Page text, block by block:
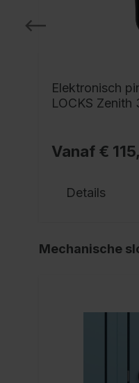
Elektronisch
LOCKS Zenith
Vanaf €
Details
Mechanische